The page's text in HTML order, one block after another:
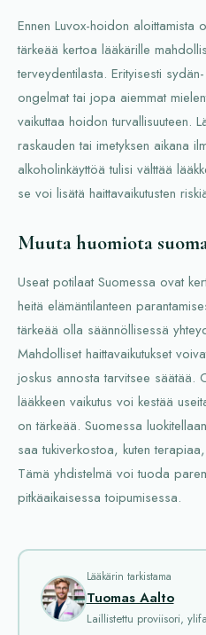
Ennen Luvox-hoidon aloittamista
tärkeää kertoa lääkärille
terveydentilasta. Erityisesti
ongelmat tai jopa aiemmat
vaikuttaa hoidon turvallisuuteen.
raskauden tai imetyksen aikana
alkoholinkäyttöä tulisi välttää
se voi lisätä haittavaikutusten
Muuta huomiota
Useat potilaat Suomessa ovat
heitä elämäntilanteen
tärkeää olla säännöllisessä
Mahdolliset haittavaikutukset
joskus annosta tarvitsee säätää.
lääkkeen vaikutus voi kestää
on tärkeää. Suomessa
saa tukiverkostoa, kuten
Tämä yhdistelmä voi tuoda
pitkäaikaisessa toipumisessa.
Lääkärin tarkistama
Tuomas Aalto
Laillistettu proviisori,